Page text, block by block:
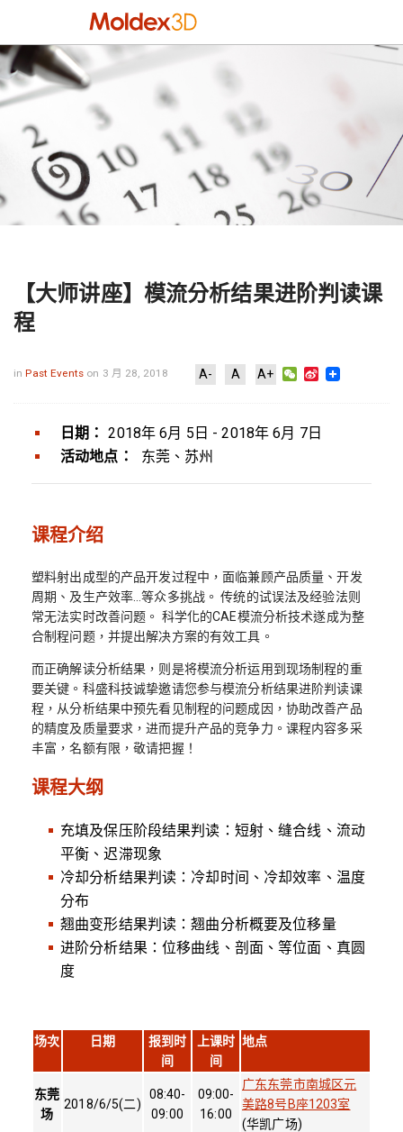
【大师讲座】模流分析结果进阶判读课
程
inPast Events on 3 月 28, 2018 A- A A+ WeChat
Sina
日期：
2018年 6月 5日 - 2018年 6月 7日
活动地点：
东莞、苏州
课程介绍
塑料射出成型的产品开发过程中，面临兼顾产品质量、开发
周期、及生产效率…等众多挑战。 传统的试误法及经验法则
常无法实时改善问题。 科学化的CAE模流分析技术遂成为整
合制程问题，并提出解决方案的有效工具。
而正确解读分析结果，则是将模流分析运用到现场制程的重
要关键。科盛科技诚挚邀请您参与模流分析结果进阶判读课
程，从分析结果中预先看见制程的问题成因，协助改善产品
的精度及质量要求，进而提升产品的竞争力。课程内容多采
丰富，名额有限，敬请把握！
课程大纲
充填及保压阶段结果判读：短射、缝合线、流动
平衡、迟滞现象
冷却分析结果判读：冷却时间、冷却效率、温度
分布
翘曲变形结果判读：翘曲分析概要及位移量
进阶分析结果：位移曲线、剖面、等位面、真圆
度
场次 日期
报到时
间
上课时
间
地点
东莞
场
2018/6/5(二)
08:40-
09:00
09:00-
16:00
广东东莞市南城区元
美路8号B座1203室
(华凯广场)